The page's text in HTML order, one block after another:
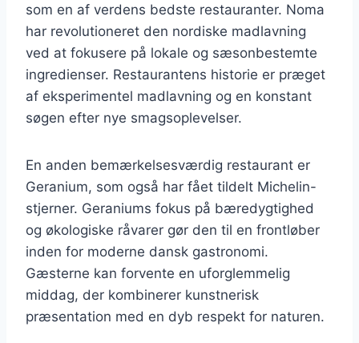
som en af verdens bedste restauranter. Noma
har revolutioneret den nordiske madlavning
ved at fokusere på lokale og sæsonbestemte
ingredienser. Restaurantens historie er præget
af eksperimentel madlavning og en konstant
søgen efter nye smagsoplevelser.
En anden bemærkelsesværdig restaurant er
Geranium, som også har fået tildelt Michelin-
stjerner. Geraniums fokus på bæredygtighed
og økologiske råvarer gør den til en frontløber
inden for moderne dansk gastronomi.
Gæsterne kan forvente en uforglemmelig
middag, der kombinerer kunstnerisk
præsentation med en dyb respekt for naturen.